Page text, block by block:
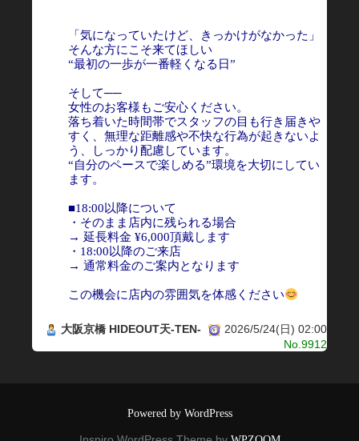
「気になっていたけど、きっかけがなかった」
そんな方にこそ来てほしい
“最初の一歩が一番軽くなる日”
そして──
女性のお客様もご安心ください。
落ち着いた時間帯でスタッフの目も行き届きや
すく、無理な距離感や不快な行為が起きないよ
う、しっかり配慮しています。
“自分のペースで楽しめる”環境を大切にしてい
ます。
■18:00以降について
・そのまま店内に残られる場合
→ 延長料金 ¥6,000頂戴します
・18:00以降のご来店
→ 通常料金のご案内となります
この機会に店内の雰囲気を体感ください
大阪京橋 HIDEOUT天-TEN-
2026/5/24(日) 02:00
No.9912
Powered by WordPress